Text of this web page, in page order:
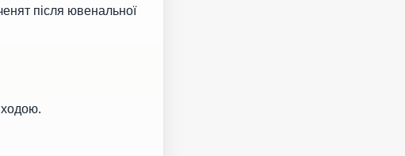
після ювенальної